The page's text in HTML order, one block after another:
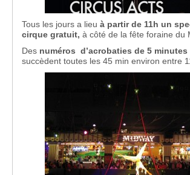
Tous les jours a lieu à partir de 11h un
cirque gratuit, à côté de la fête foraine du
Des numéros d’acrobaties de 5 minutes
succèdent toutes les 45 min environ entre